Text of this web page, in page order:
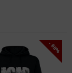
- 60%